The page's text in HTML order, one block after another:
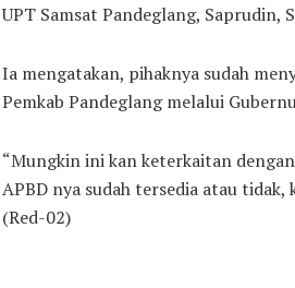
UPT Samsat Pandeglang, Saprudin,
Ia mengatakan, pihaknya sudah
Pemkab Pandeglang melalui
“Mungkin ini kan keterkaitan
APBD nya sudah tersedia atau
(Red-02)